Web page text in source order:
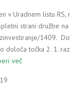
v Uradnem listu RS,
strani družbe na
1409.
določa točka 2. 1.
več